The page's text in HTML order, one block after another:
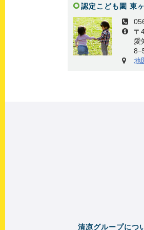
認定こども園 東
〒
愛
地
清凉グループにつ